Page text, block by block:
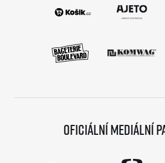
Oficiální mediální